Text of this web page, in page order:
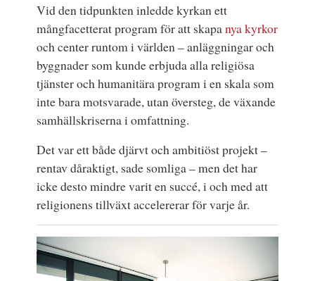
Vid den tidpunkten inledde kyrkan ett
mångfacetterat program för att skapanya kyrkor
och center runtom i världen – anläggningar och
byggnader som kunde erbjuda alla religiösa
tjänster och humanitära program i en skala som
inte bara motsvarade, utan översteg, de växande
samhällskriserna i omfattning.
Det var ett både djärvt och ambitiöst projekt –
rentav dåraktigt, sade somliga – men det har
icke desto mindre varit en succé, i och med att
religionens tillväxt accelererar för varje år.